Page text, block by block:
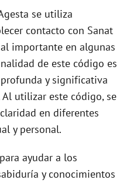
se utiliza
contacto con Sanat
importante en algunas
de este código es
y significativa
utilizar este código, se
en diferentes
y personal.
ayudar a los
y conocimientos